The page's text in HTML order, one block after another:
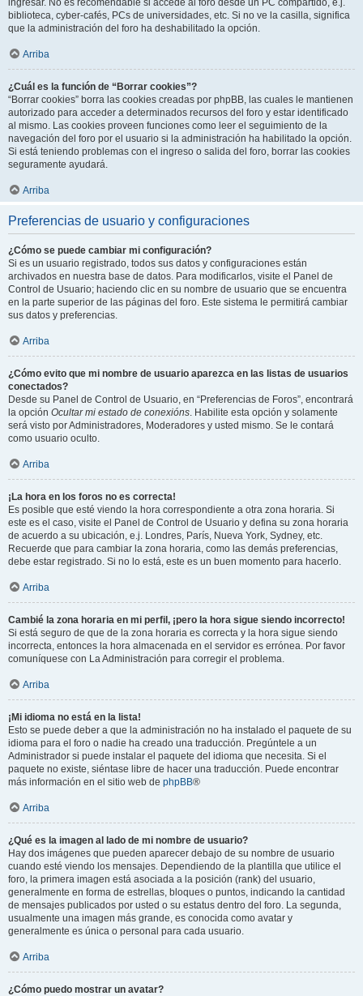
ingresar. No es recomendable si accede al foro desde un PC compartido, e.j.
biblioteca, cyber-cafés, PCs de universidades, etc. Si no ve la casilla, significa
que la administración del foro ha deshabilitado la opción.
Arriba
¿Cuál es la función de “Borrar cookies”?
“Borrar cookies” borra las cookies creadas por phpBB, las cuales le mantienen
autorizado para acceder a determinados recursos del foro y estar identificado
al mismo. Las cookies proveen funciones como leer el seguimiento de la
navegación del foro por el usuario si la administración ha habilitado la opción.
Si está teniendo problemas con el ingreso o salida del foro, borrar las cookies
seguramente ayudará.
Arriba
Preferencias de usuario y configuraciones
¿Cómo se puede cambiar mi configuración?
Si es un usuario registrado, todos sus datos y configuraciones están
archivados en nuestra base de datos. Para modificarlos, visite el Panel de
Control de Usuario; haciendo clic en su nombre de usuario que se encuentra
en la parte superior de las páginas del foro. Este sistema le permitirá cambiar
sus datos y preferencias.
Arriba
¿Cómo evito que mi nombre de usuario aparezca en las listas de usuarios
conectados?
Desde su Panel de Control de Usuario, en “Preferencias de Foros”, encontrará
la opción Ocultar mi estado de conexións. Habilite esta opción y solamente
será visto por Administradores, Moderadores y usted mismo. Se le contará
como usuario oculto.
Arriba
¡La hora en los foros no es correcta!
Es posible que esté viendo la hora correspondiente a otra zona horaria. Si
este es el caso, visite el Panel de Control de Usuario y defina su zona horaria
de acuerdo a su ubicación, e.j. Londres, París, Nueva York, Sydney, etc.
Recuerde que para cambiar la zona horaria, como las demás preferencias,
debe estar registrado. Si no lo está, este es un buen momento para hacerlo.
Arriba
Cambié la zona horaria en mi perfil, ¡pero la hora sigue siendo incorrecto!
Si está seguro de que de la zona horaria es correcta y la hora sigue siendo
incorrecta, entonces la hora almacenada en el servidor es errónea. Por favor
comuníquese con La Administración para corregir el problema.
Arriba
¡Mi idioma no está en la lista!
Esto se puede deber a que la administración no ha instalado el paquete de su
idioma para el foro o nadie ha creado una traducción. Pregúntele a un
Administrador si puede instalar el paquete del idioma que necesita. Si el
paquete no existe, siéntase libre de hacer una traducción. Puede encontrar
más información en el sitio web de phpBB®
Arriba
¿Qué es la imagen al lado de mi nombre de usuario?
Hay dos imágenes que pueden aparecer debajo de su nombre de usuario
cuando esté viendo los mensajes. Dependiendo de la plantilla que utilice el
foro, la primera imagen está asociada a la posición (rank) del usuario,
generalmente en forma de estrellas, bloques o puntos, indicando la cantidad
de mensajes publicados por usted o su estatus dentro del foro. La segunda,
usualmente una imagen más grande, es conocida como avatar y
generalmente es única o personal para cada usuario.
Arriba
¿Cómo puedo mostrar un avatar?